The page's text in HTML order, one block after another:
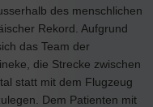
des menschlichen
Rekord. Aufgrund
das Team der
die Strecke zwischen
statt mit dem Flugzeug
Dem Patienten mit